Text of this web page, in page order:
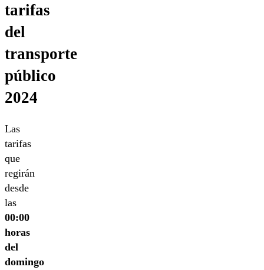
tarifas
del
transporte
público
2024
Las
tarifas
que
regirán
desde
las
00:00
horas
del
domingo